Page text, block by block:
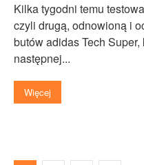
Kilka tygodni temu
czyli drugą, odnowioną i
butów adidas Tech
następnej...
Więcej